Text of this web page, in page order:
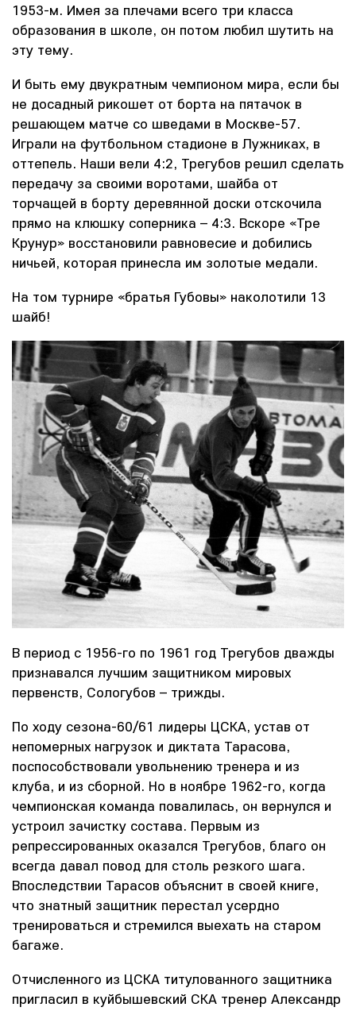
1953-м. Имея за плечами всего три класса
образования в школе, он потом любил шутить на
эту тему.
И быть ему двукратным чемпионом мира, если бы
не досадный рикошет от борта на пятачок в
решающем матче со шведами в Москве-57.
Играли на футбольном стадионе в Лужниках, в
оттепель. Наши вели 4:2, Трегубов решил сделать
передачу за своими воротами, шайба от
торчащей в борту деревянной доски отскочила
прямо на клюшку соперника – 4:3. Вскоре «Тре
Крунур» восстановили равновесие и добились
ничьей, которая принесла им золотые медали.
На том турнире «братья Губовы» наколотили 13
шайб!
В период с 1956-го по 1961 год Трегубов дважды
признавался лучшим защитником мировых
первенств, Сологубов – трижды.
По ходу сезона-60/61 лидеры ЦСКА, устав от
непомерных нагрузок и диктата Тарасова,
поспособствовали увольнению тренера и из
клуба, и из сборной. Но в ноябре 1962-го, когда
чемпионская команда повалилась, он вернулся и
устроил зачистку состава. Первым из
репрессированных оказался Трегубов, благо он
всегда давал повод для столь резкого шага.
Впоследствии Тарасов объяснит в своей книге,
что знатный защитник перестал усердно
тренироваться и стремился выехать на старом
багаже.
Отчисленного из ЦСКА титулованного защитника
пригласил в куйбышевский СКА тренер Александр